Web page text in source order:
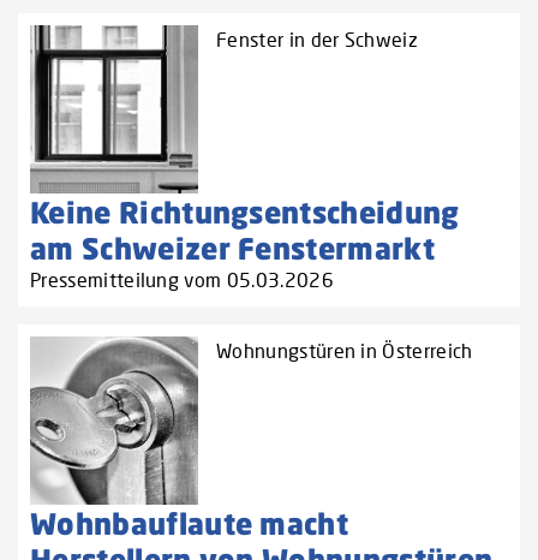
Fenster in der Schweiz
Keine Richtungsentscheidung
am Schweizer Fenstermarkt
Pressemitteilung vom 05.03.2026
Wohnungstüren in Österreich
Wohnbauflaute macht